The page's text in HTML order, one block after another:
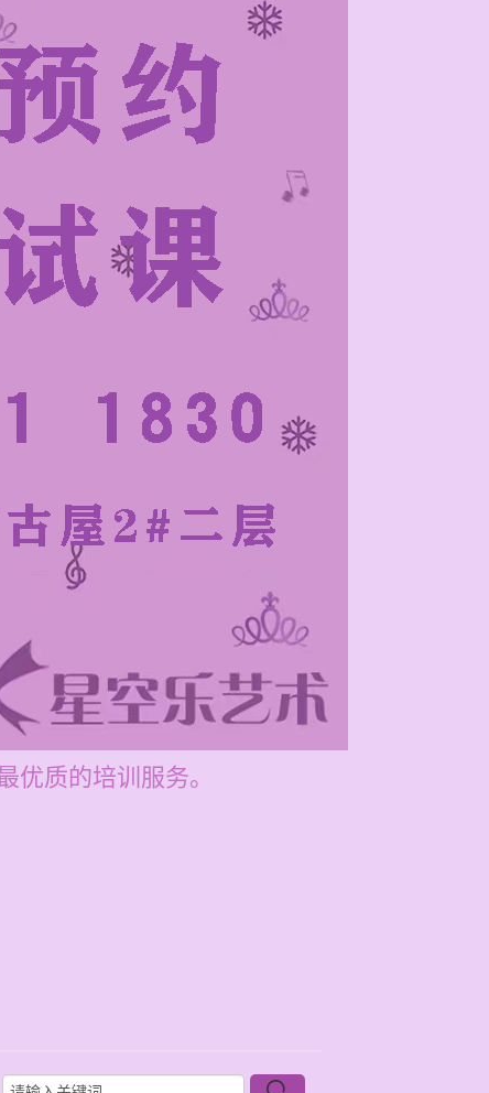
质的培训服务。